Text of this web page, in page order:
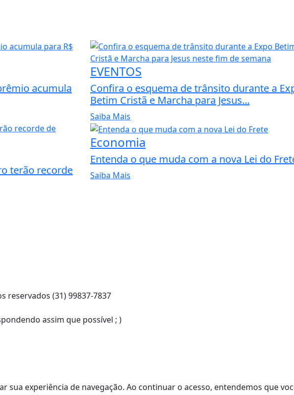
acumula
EVENTOS
Confira o esquema de trânsito durante a
Betim Cristã e Marcha para Jesus...
Saiba Mais
terão recorde
Economia
Entenda o que muda com a nova Lei do
Saiba Mais
reservados (31) 99837-7837
assim que possível ; )
sua experiência de navegação. Ao continuar o acesso, entendemos que